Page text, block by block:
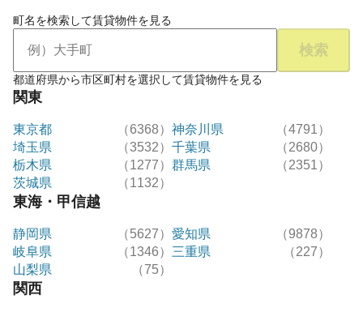
町名を検索して賃貸物件を見る
検索
都道府県から市区町村を選択して賃貸物件を見る
関東
東京都 （6368） 神奈川県
（4791）
埼玉県
（3532） 千葉県
（2680）
栃木県
（1277） 群馬県
（2351）
茨城県
（1132）
東海・甲信越
静岡県 （5627） 愛知県
（9878）
岐阜県
（1346） 三重県
（227）
山梨県
（75）
関西